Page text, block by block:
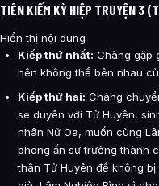
TIÊN KIẾM KỲ HIỆP TRUYỆN 3
Hiển thị nội dung
Kiếp thứ nhất: Chàng gặp
nên không thể bên nhau
Kiếp thứ hai: Chàng
se duyên với Tử Huyên,
nhân Nữ Oa, muốn cùng
phong ấn sự trưởng thành
thân Tử Huyên để không